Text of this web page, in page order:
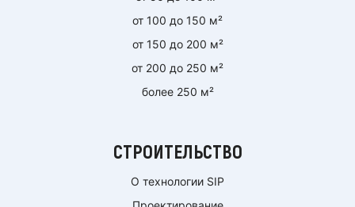
от 100 до 150 м²
от 150 до 200 м²
от 200 до 250 м²
более 250 м²
СТРОИТЕЛЬСТВО
О технологии SIP